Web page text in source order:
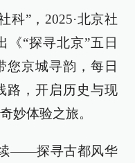
科”，2025·北京社
“探寻北京”五日
您京城寻韵，每日
路，开启历史与现
妙体验之旅。
——探寻古都风华